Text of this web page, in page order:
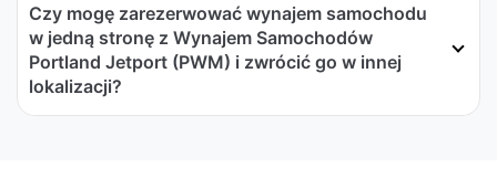
Czy mogę zarezerwować wynajem samochodu
w jedną stronę z Wynajem Samochodów
Portland Jetport (PWM) i zwrócić go w innej
lokalizacji?